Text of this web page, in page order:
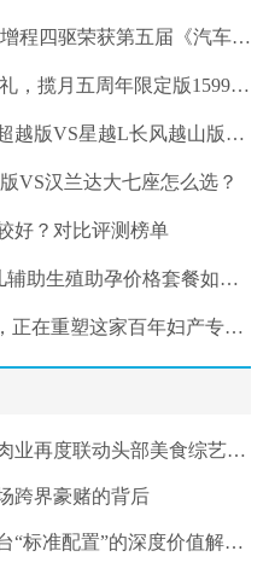
央视权威认证！星纪元ET增程四驱荣获第五届《汽车风云盛典》“2024风云车”大
星途汽车|天猫汽车独家献礼，揽月五周年限定版159900元起
要省要舒适要安全，凌云超越版VS星越L长风越山版谁更全能
VS汉兰达大七座怎么选？
好？对比评测榜单
[商业信息]乌克兰试管婴儿辅助生殖助孕价格套餐如何选择？
一次“看不见”的系统升级，正在重塑这家百年妇产专科医院
动头部美食综艺打造差异化传播
跨界豪赌的背后
”的深度价值解读_佰斯特POUSTO